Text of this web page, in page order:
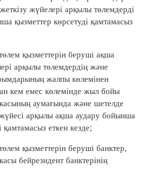
жүйелері арқылы төлемдерді
қызметтер көрсетуді қамтамасыз
қызметтерін беруші ақша
арқылы төлемдердің және
жалпы көлемінен
кем емес көлемінде жыл бойы
аумағында және шетелде
арқылы ақша аудару бойынша
қамтамасыз еткен кезде;
қызметтерін беруші банктер,
бейрезидент банктерінің